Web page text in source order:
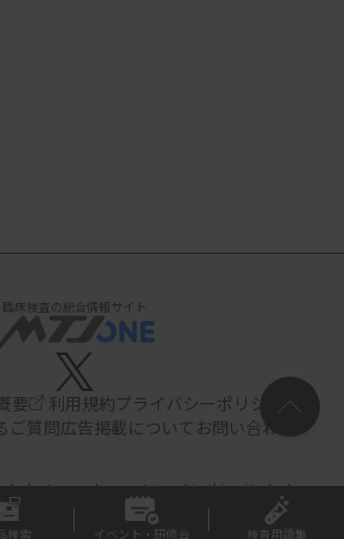
臨床検査の総合情報サイト
要 利用規約プライバシーポリシー
ご質問広告掲載について お問い合わせ
photographs contained in this site belong
documents, images and photographs is
検索 イベント・研修会 検査用語集